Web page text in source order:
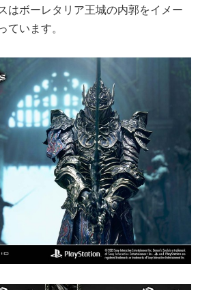
はボーレタリア王城の内郭をイメー
ています。